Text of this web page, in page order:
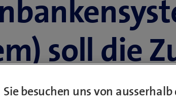
soll die
Nutzen
Sie besuchen uns von ausserhalb